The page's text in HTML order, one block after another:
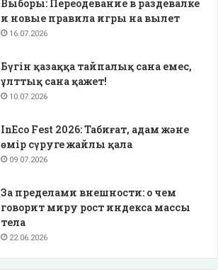
Выборы: Переодевание в раздевалке
и новые правила игры на вылет
16.07.2026
Бүгін қазаққа тайпалық сана емес,
ұлттық сана қажет!
10.07.2026
InEco Fest 2026: Табиғат, адам және
өмір сүруге жайлы қала
09.07.2026
За пределами внешности: о чем
говорит миру рост индекса массы
тела
22.06.2026